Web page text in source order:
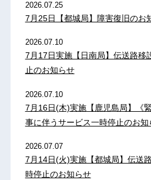
2026.07.25
7月25日【都城局】障害復旧のお
2026.07.10
7月17日実施【日南局】伝送路移
止のお知らせ
2026.07.10
7月16日(木)実施【鹿児島局】《
事に伴うサービス一時停止のお知
2026.07.07
7月14日(火)実施【都城局】伝送
時停止のお知らせ